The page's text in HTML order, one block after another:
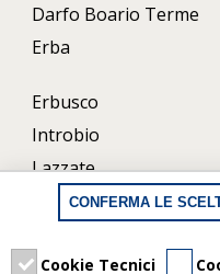
Darfo Boario Terme
Erba
Erbusco
Introbio
Lazzate
Lecco
Porlezza
CONFERMA LE
Cookie Tecnici